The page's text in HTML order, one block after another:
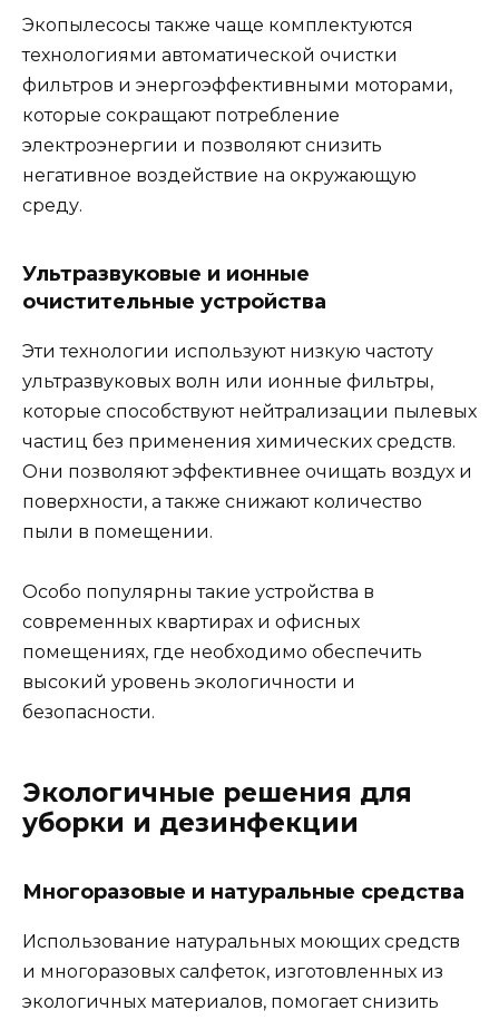
Экопылесосы также чаще комплектуются
технологиями автоматической очистки
фильтров и энергоэффективными моторами,
которые сокращают потребление
электроэнергии и позволяют снизить
негативное воздействие на окружающую
среду.
Ультразвуковые и ионные
очистительные устройства
Эти технологии используют низкую частоту
ультразвуковых волн или ионные фильтры,
которые способствуют нейтрализации пылевых
частиц без применения химических средств.
Они позволяют эффективнее очищать воздух и
поверхности, а также снижают количество
пыли в помещении.
Особо популярны такие устройства в
современных квартирах и офисных
помещениях, где необходимо обеспечить
высокий уровень экологичности и
безопасности.
Экологичные решения для
уборки и дезинфекции
Многоразовые и натуральные средства
Использование натуральных моющих средств
и многоразовых салфеток, изготовленных из
экологичных материалов, помогает снизить